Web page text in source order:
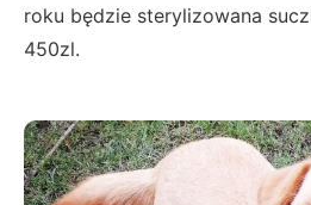
roku będzie sterylizowana
450zl.